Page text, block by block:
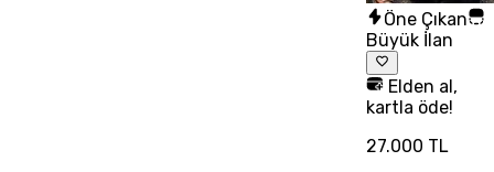
Öne Çıkan
Büyük İlan
Elden al,
kartla öde!
27.000 TL